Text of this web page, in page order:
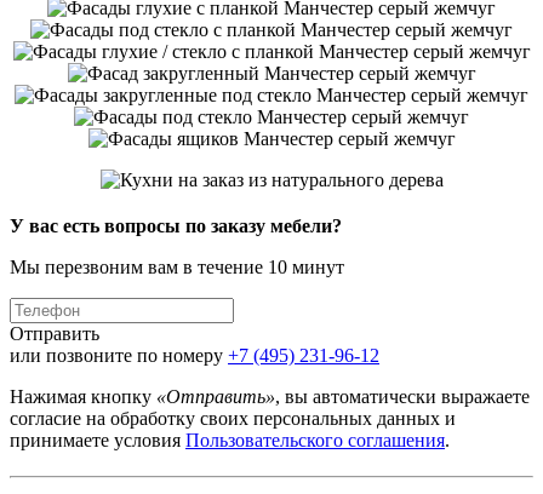
У вас есть вопросы по заказу мебели?
Мы перезвоним вам в течение 10 минут
Отправить
или позвоните по номеру +7 (495) 231-96-12
Нажимая кнопку «Отправить», вы автоматически выражаете
согласие на обработку своих персональных данных и
принимаете условия Пользовательского соглашения.